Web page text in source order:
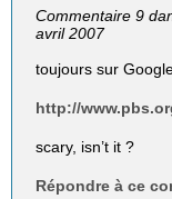
Commentaire 9
avril 2007
toujours sur
http://
scary, isn’t it ?
Répondre à ce